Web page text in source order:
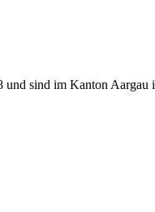
und sind im Kanton Aargau